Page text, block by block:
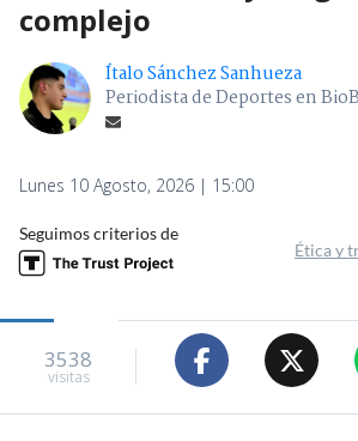
complejo
Ítalo Sánchez Sanhueza
Periodista de Deportes en
Lunes 10 Agosto, 2026 | 15:00
Seguimos criterios de
Ética y
3538
visitas